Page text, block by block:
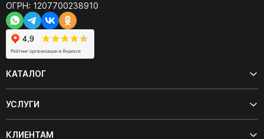
ОГРН: 1207700238910
КАТАЛОГ
УСЛУГИ
КЛИЕНТАМ